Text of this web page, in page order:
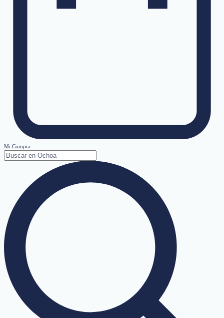
Mi Compra